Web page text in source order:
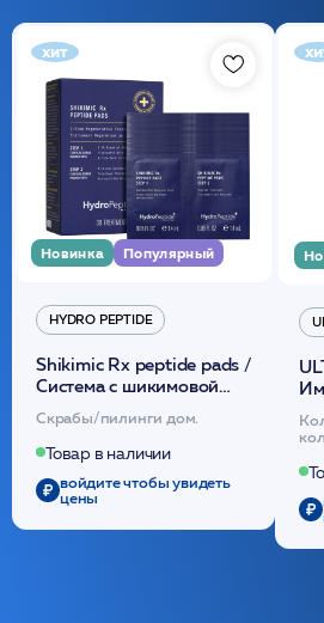
хит
Новинка Популярный
HYDRO PEPTIDE
Shikimic Rx peptide pads /
Cистема с шикимовой
кислотой обновляющая
(30шт) /HP
Скрабы/пилинги дом.
Товар в наличии
войдите чтобы увидеть
цены
/